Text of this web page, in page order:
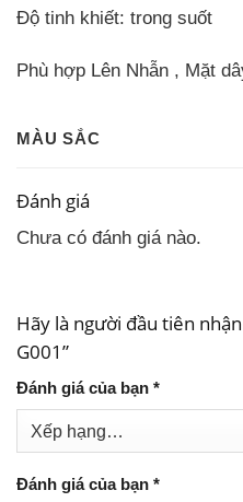
Độ tinh khiết: trong suốt
Phù hợp Lên Nhẫn , Mặt
MÀU SẮC
Đánh giá
Chưa có đánh giá nào.
Hãy là người đầu tiên
G001”
Đánh giá của bạn *
Đánh giá của bạn *